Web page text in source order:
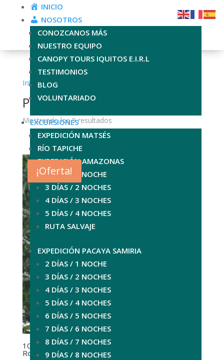
INICIO
NOSOTROS
CONOZCANOS MÁS
NUESTRO EQUIPO
CANOPY TOURS IQUITOS E.I.R.L
TESTIMONIOS
BLOG
VOLUNTARIADO
EXCURSIONES
EXPEDICIÓN MATSÉS
RÍO TAPICHE
EXPEDICIÓN AMAZONAS
2 DÍAS / 1 NOCHE
3 DÍAS / 2 NOCHES
4 DÍAS / 3 NOCHES
5 DÍAS / 4 NOCHES
RUTA SALVAJE
EXPEDICIÓN PACAYA SAMIRIA
2 DÍAS / 1 NOCHE
3 DÍAS / 2 NOCHES
4 DÍAS / 3 NOCHES
5 DÍAS / 4 NOCHES
6 DÍAS / 5 NOCHES
7 DÍAS / 6 NOCHES
8 DÍAS / 7 NOCHES
9 DÍAS / 8 NOCHES
Inicio/ Pacaya Samiria
Pacaya Samiria
Mostrando los 9 resultados
¡Oferta!
10-Day Pacaya Samiria Expedition | El Dorado
Route